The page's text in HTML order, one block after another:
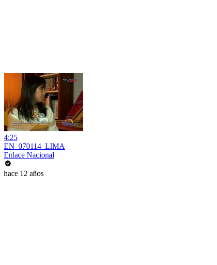
4:25
EN_070114_LIMA
Enlace Nacional
hace 12 años